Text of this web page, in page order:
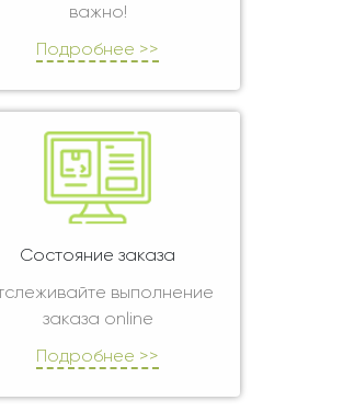
важно!
Подробнее >>
Состояние заказа
выполнение
заказа online
Подробнее >>